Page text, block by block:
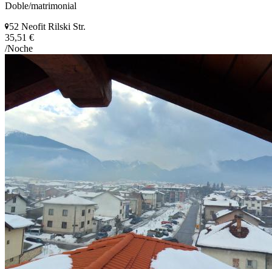
Doble/matrimonial
52 Neofit Rilski Str.
35,51 €
/Noche